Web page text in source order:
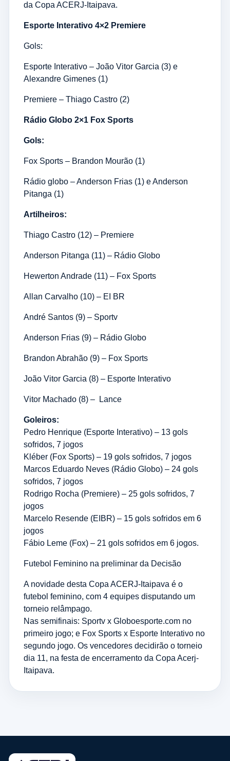
da Copa ACERJ-Itaipava.
Esporte Interativo 4×2 Premiere
Gols:
Esporte Interativo – João Vitor Garcia (3) e
Alexandre Gimenes (1)
Premiere – Thiago Castro (2)
Rádio Globo 2×1 Fox Sports
Gols:
Fox Sports – Brandon Mourão (1)
Rádio globo – Anderson Frias (1) e Anderson
Pitanga (1)
Artilheiros:
Thiago Castro (12) – Premiere
Anderson Pitanga (11) – Rádio Globo
Hewerton Andrade (11) – Fox Sports
Allan Carvalho (10) – EI BR
André Santos (9) – Sportv
Anderson Frias (9) – Rádio Globo
Brandon Abrahão (9) – Fox Sports
João Vitor Garcia (8) – Esporte Interativo
Vitor Machado (8) – Lance
Goleiros:
Pedro Henrique (Esporte Interativo) – 13 gols
sofridos, 7 jogos
Kléber (Fox Sports) – 19 gols sofridos, 7 jogos
Marcos Eduardo Neves (Rádio Globo) – 24 gols
sofridos, 7 jogos
Rodrigo Rocha (Premiere) – 25 gols sofridos, 7
jogos
Marcelo Resende (EIBR) – 15 gols sofridos em 6
jogos
Fábio Leme (Fox) – 21 gols sofridos em 6 jogos.
Futebol Feminino na preliminar da Decisão
A novidade desta Copa ACERJ-Itaipava é o
futebol feminino, com 4 equipes disputando um
torneio relâmpago.
Nas semifinais: Sportv x Globoesporte.com no
primeiro jogo; e Fox Sports x Esporte Interativo no
segundo jogo. Os vencedores decidirão o torneio
dia 11, na festa de encerramento da Copa Acerj-
Itaipava.